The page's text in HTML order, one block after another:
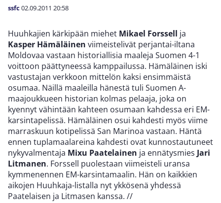
ssfc02.09.2011 20:58
Huuhkajien kärkipään miehet Mikael Forssell ja
Kasper Hämäläinen viimeistelivät perjantai-iltana
Moldovaa vastaan historiallisia maaleja Suomen 4-1
voittoon päättyneessä kamppailussa. Hämäläinen iski
vastustajan verkkoon mittelön kaksi ensimmäistä
osumaa. Näillä maaleilla hänestä tuli Suomen A-
maajoukkueen historian kolmas pelaaja, joka on
kyennyt vähintään kahteen osumaan kahdessa eri EM-
karsintapelissä. Hämäläinen osui kahdesti myös viime
marraskuun kotipelissä San Marinoa vastaan. Häntä
ennen tuplamaalareina kahdesti ovat kunnostautuneet
nykyvalmentaja Mixu Paatelainen ja ennätysmies Jari
Litmanen. Forssell puolestaan viimeisteli uransa
kymmenennen EM-karsintamaalin. Hän on kaikkien
aikojen Huuhkaja-listalla nyt ykkösenä yhdessä
Paatelaisen ja Litmasen kanssa. //